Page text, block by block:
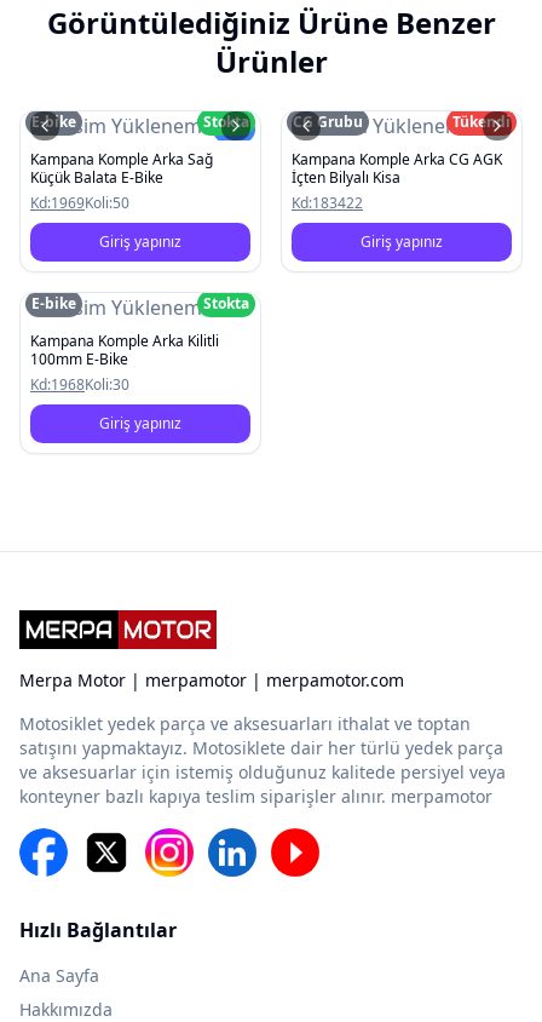
Görüntülediğiniz Ürüne Benzer
Ürünler
Resim YüklenemediYeni
E-bike
Stokta
Kampana Komple Arka Sağ
Küçük Balata E-Bike
Kd:1969Koli:50
Giriş yapınız
Resim Yüklenemedi
CG Grubu
Tükendi
Kampana Komple Arka CG AGK
İçten Bilyalı Kisa
Kd:183422
Giriş yapınız
Resim Yüklenemedi
E-bike
Stokta
Kampana Komple Arka Kilitli
100mm E-Bike
Kd:1968Koli:30
Giriş yapınız
Merpa Motor | merpamotor | merpamotor.com
Motosiklet yedek parça ve aksesuarları ithalat ve toptan
satışını yapmaktayız. Motosiklete dair her türlü yedek parça
ve aksesuarlar için istemiş olduğunuz kalitede persiyel veya
konteyner bazlı kapıya teslim siparişler alınır. merpamotor
Hızlı Bağlantılar
Ana Sayfa
Hakkımızda